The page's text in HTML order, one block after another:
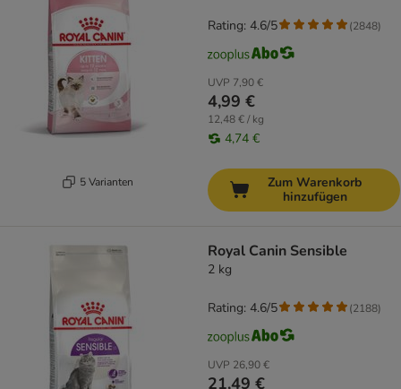
5 Varianten
UVP 7,90 €
4,99 €
12,48 € / kg
4,74 €
Rating: 4.6/5 (2848)
Zum Warenkorb
hinzufügen
Royal Canin Sensible
2 kg
UVP 26,90 €
21,49 €
Rating: 4.6/5 (2188)